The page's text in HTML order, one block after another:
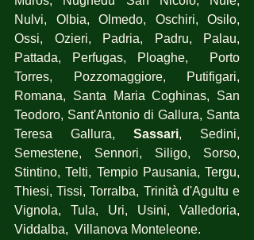
Nulvi, Olbia, Olmedo, Oschiri, Osilo,
Ossi, Ozieri, Padria, Padru, Palau,
Pattada, Perfugas, Ploaghe,  Porto
Torres, Pozzomaggiore, Putifigari,
Romana, Santa Maria Coghinas, San
Teodoro, Sant'Antonio di Gallura, Santa
Teresa Gallura, Sassari, Sedini,
Semestene, Sennori, Siligo, Sorso,
Stintino, Telti, Tempio Pausania, Tergu,
Thiesi, Tissi, Torralba, Trinità d'Agultu e
Vignola, Tula, Uri, Usini, Valledoria,
Viddalba,  Villanova Monteleone.